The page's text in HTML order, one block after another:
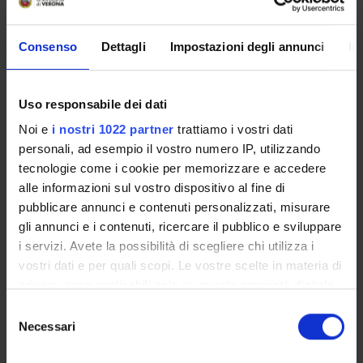
Consenso Dettagli Impostazioni degli annunci
Uso responsabile dei dati
Noi e i nostri 1022 partner trattiamo i vostri dati
personali, ad esempio il vostro numero IP, utilizzando
tecnologie come i cookie per memorizzare e accedere
alle informazioni sul vostro dispositivo al fine di
pubblicare annunci e contenuti personalizzati, misurare
gli annunci e i contenuti, ricercare il pubblico e sviluppare
i servizi. Avete la possibilità di scegliere chi utilizza i
vostri dati e per quali scopi. Le vostre scelte in materia di
modificare o revocare il proprio consenso in qualsiasi
momento dalla Dichiarazione sui cookie o facendo clic
delNecessari
COMMISSIONI
UFFICI E STRUTTURE DI SERVIZIO
STRUTTURE DEL DIPARTIMENTO
BIBLIOTECHE
CENTRI
LABORATORI
SPIN OFF E AZIENDE